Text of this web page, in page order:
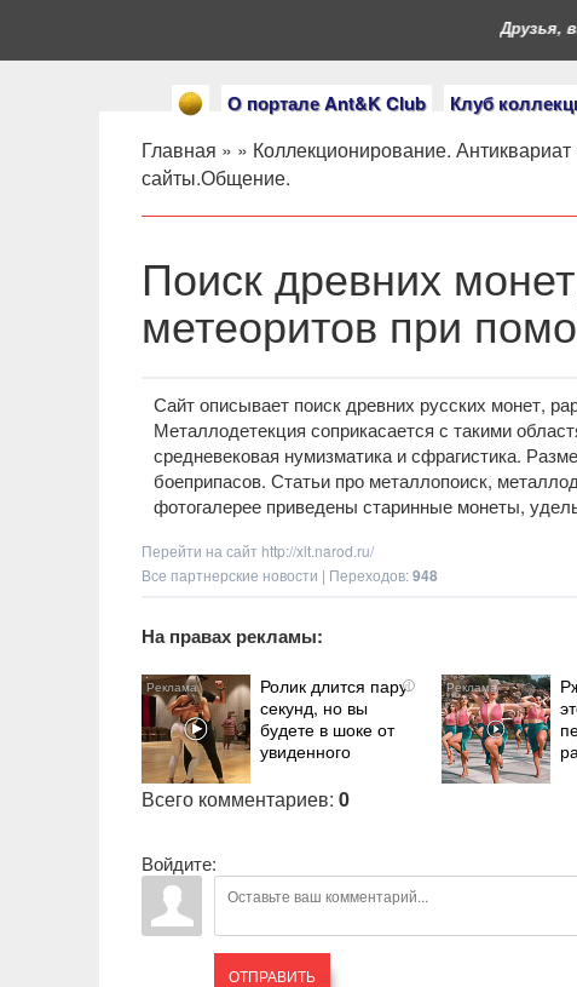
О портале Ant&K Club Клуб
Друзья,
Главная » » Коллекционирование. Антиквариат
сайты.Общение.
Поиск древних
метеоритов при
Сайт описывает поиск древних русских монет,
Металлодетекция соприкасается с такими
средневековая нумизматика и сфрагистика.
боеприпасов. Статьи про металлопоиск,
фотогалерее приведены старинные монеты,
Перейти на сайт http://xlt.narod.ru/
Все партнерские новости | Переходов:948
На правах рекламы:
i
Ролик длится пару
секунд, но вы
будете в шоке от
увиденного
Всего комментариев: 0
Войдите:
ОТПРАВИТЬ